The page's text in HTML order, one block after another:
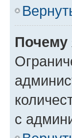
Почему
с